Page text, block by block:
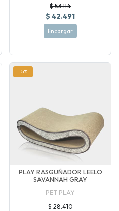
$ 53.114
$ 42.491
Encargar
-5%
PLAY RASGUÑADOR LEELO
SAVANNAH GRAY
PET PLAY
$ 28.410